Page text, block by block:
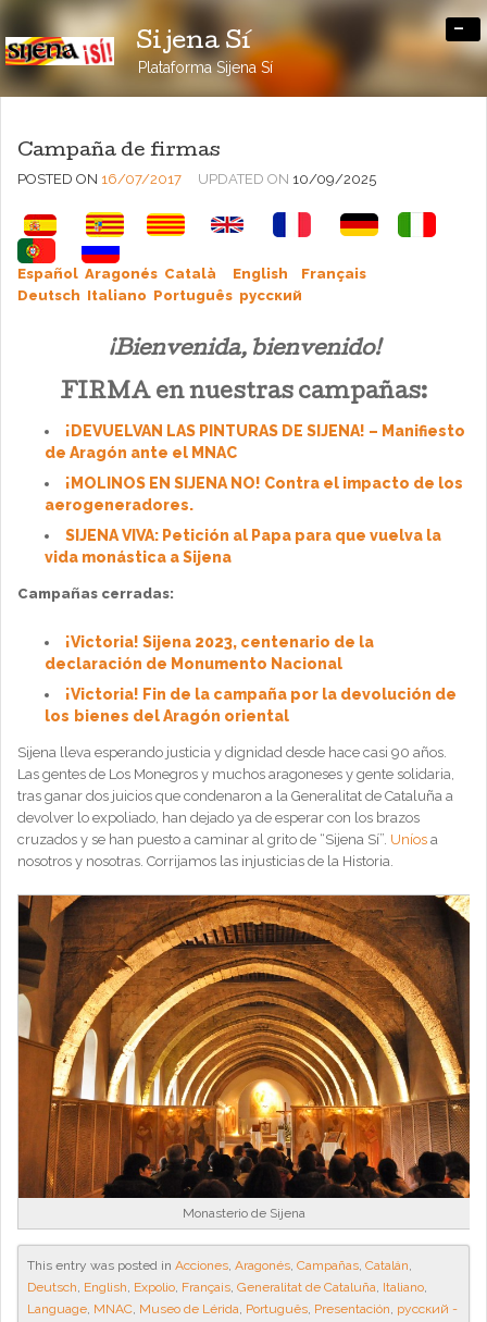
Sijena Sí
Plataforma Sijena Sí
-
Campaña de firmas
POSTED ON 16/07/2017 UPDATED ON 10/09/2025
Español Aragonés Català English
Français
Deutsch Italiano Português pусский
¡Bienvenida, bienvenido!
FIRMA en nuestras campañas:
¡DEVUELVAN LAS PINTURAS DE SIJENA! – Manifiesto
de Aragón ante el MNAC
¡MOLINOS EN SIJENA NO! Contra el impacto de los
aerogeneradores.
SIJENA VIVA: Petición al Papa para que vuelva la
vida monástica a Sijena
Campañas cerradas:
¡Victoria! Sijena 2023, centenario de la
declaración de Monumento Nacional
¡Victoria! Fin de la campaña por la devolución de
los bienes del Aragón oriental
Sijena lleva esperando justicia y dignidad desde hace casi 90 años.
Las gentes de Los Monegros y muchos aragoneses y gente solidaria,
tras ganar dos juicios que condenaron a la Generalitat de Cataluña a
devolver lo expoliado, han dejado ya de esperar con los brazos
cruzados y se han puesto a caminar al grito de “Sijena Sí”. Uníos a
nosotros y nosotras. Corrijamos las injusticias de la Historia.
Monasterio de Sijena
This entry was posted in Acciones, Aragonés, Campañas, Catalán,
Deutsch, English, Expolio, Français, Generalitat de Cataluña, Italiano,
Language, MNAC, Museo de Lérida, Português, Presentación, русский -